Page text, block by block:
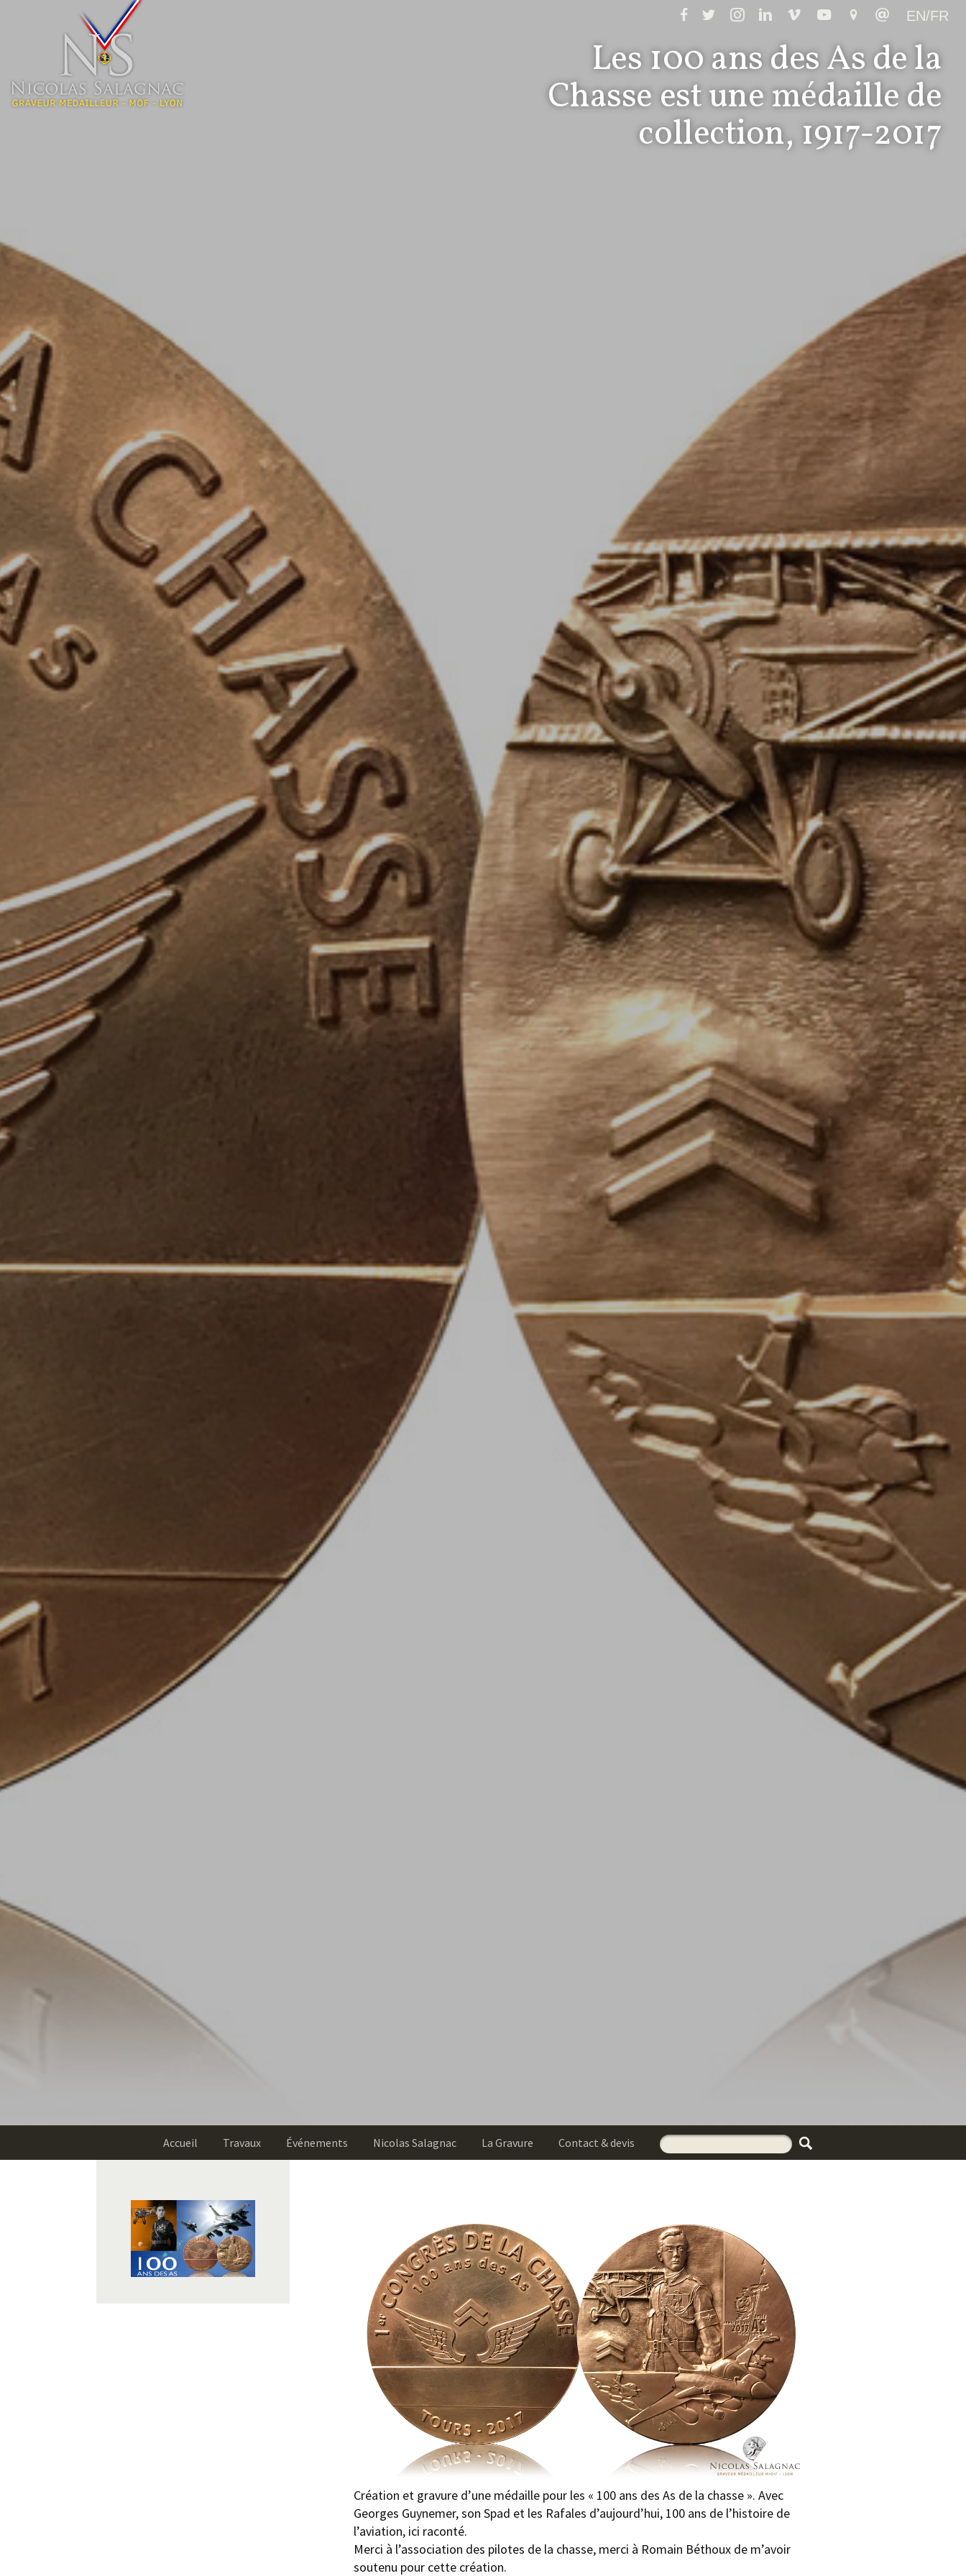
EN/FR
Accueil Travaux Événements Nicolas Salagnac La Gravure Contact & devis
Les 100 ans des As de la
Chasse est une médaille de
collection, 1917-2017
Création et gravure d’une médaille pour les « 100 ans des As de la chasse ». Avec
Georges Guynemer, son Spad et les Rafales d’aujourd’hui, 100 ans de l’histoire de
l’aviation, ici raconté.
Merci à l’association des pilotes de la chasse, merci à Romain Béthoux de m’avoir
soutenu pour cette création.